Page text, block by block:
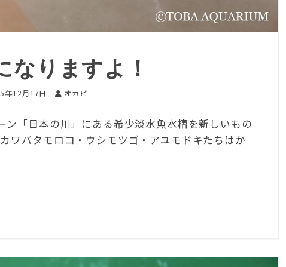
なりますよ！
年12月17日 オカピ
「日本の川」にある希少淡水魚水槽を新しいもの
ワバタモロコ・ウシモツゴ・アユモドキたちはか